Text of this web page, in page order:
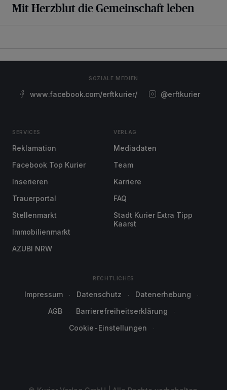
Mit Herzblut die Gemeinschaft leben
SOZIALE MEDIEN
www.facebook.com/erftkurier/ @erftkurier
SERVICES
Reklamation
Facebook Top Kurier
Inserieren
Trauerportal
Stellenmarkt
Immobilienmarkt
AZUBI NRW
VERLAG
Mediadaten
Team
Karriere
FAQ
Stadt Kurier Extra Tipp
Kaarst
RECHTLICHES
Impressum Datenschutz
Datenerhebung
AGB
Barrierefreiheitserklärung
Cookie-Einstellungen